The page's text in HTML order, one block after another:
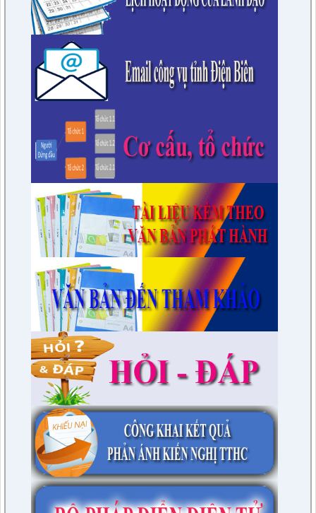
các tỉnh phía Nam
lượt xem: 15570 | lượt tải:1675
6/KH-BPC
Kế hoạch giám sát việc thực hiện các quy định của pháp luật
về công tác thi hành án dân sự trên địa bàn huyện năm 2021,
2022
7/QĐ-BPC
Quyết định thành lập đoàn giám sát việc thực hiện các quy
định của pháp luật về công tác thi hành án dân sự trên địa
bàn huyện năm 2021, 2022
lượt xem: 3385 | lượt tải:596
230/CTr-TT HĐND
Chương trình công tác tháng 03/2023 của TT HĐND
lượt xem: 3376 | lượt tải:461
1/NQ-TTHĐND
Nghị quyết V/v: Điều chỉnh cục bộ quy hoạch chi tiết xây dựng
tỷ lệ 1/500 Khu trung tâm thị trấn Tuần Giáo huyện Tuần Giáo
tỉnh Điện Biên ( Khu dân cư số 1 Thị trấn Tuần Giáo; Khu dân
cư số 2 Thị trấn Tuần Giáo; Khu dân cư mới số 3
lượt xem: 2802 | lượt tải:1454
2/CV-BDT
Đề xuất chuyên đề giám sát năm 2024
lượt xem: 3921 | lượt tải:979
4/CV-BKTXH
Đề xuất nội dung giám sát năm 2024 của TT HĐND huyện
lượt xem: 4936 | lượt tải:1315